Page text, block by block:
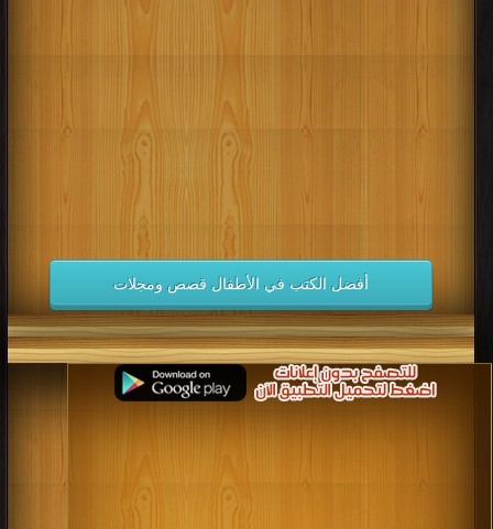
كتب 2000
كتب 1992
كتب 1991
كتب 1990
كتب 1989 كتب 1988
كتب 1987
كتب 1984
كتب 1983
كتب 1980
كتب 1979
كتب 1978
كتب 1977 كتب 1976
كتب 1975
كتب 1974
كتب 1973 كتب 1972
كتب 1971
كتب 1970
كتب 1969 كتب 1968
كتب 1967
كتب 1966
كتب 1965 كتب 1964
كتب 1963
كتب 1962
كتب 1961 كتب 1960
كتب 1959
كتب 1957
كتب 1952
كتب 1951
أفضل الكتب في الأطفال قصص ومجلات